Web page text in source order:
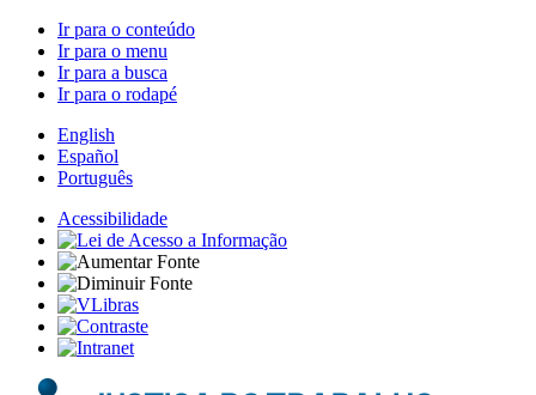
Ir para o conteúdo
Ir para o menu
Ir para a busca
Ir para o rodapé
English
Español
Português
Acessibilidade